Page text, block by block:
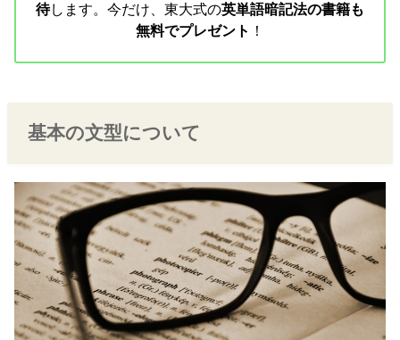
待します。今だけ、東大式の英単語暗記法の書籍も
無料でプレゼント ！
基本の文型について